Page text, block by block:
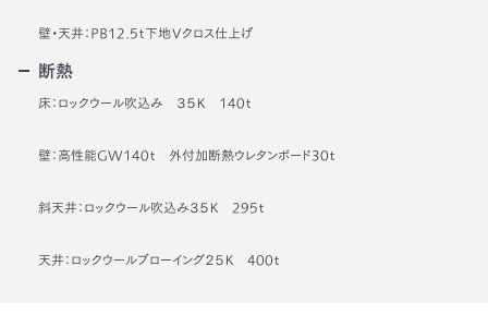
壁・天井：PB12.5ｔ下地Ｖクロス仕上げ
断熱
床：ロックウール吹込み ３５Ｋ 140ｔ
壁：高性能GW140ｔ 外付加断熱ウレタンボード30ｔ
斜天井：ロックウール吹込み３５Ｋ 295ｔ
天井：ロックウールブローイング２５Ｋ 400ｔ